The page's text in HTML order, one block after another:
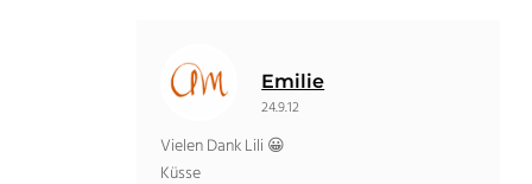
Emilie
24.9.12
Vielen Dank Lili 😀
Küsse